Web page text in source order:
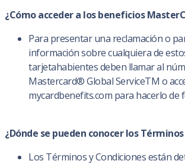
¿Cómo acceder a los beneficios
Para presentar una reclamación o
información sobre cualquiera de
tarjetahabientes deben llamar al
Mastercard® Global ServiceTM o
mycardbenefits.com para hacerlo de
¿Dónde se pueden conocer los
Los Términos y Condiciones están